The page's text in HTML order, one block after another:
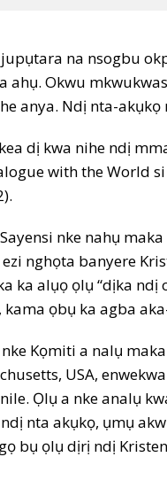
na nsogbu
ahụ. Okwu
anya. Ndị nta-
dị kwa nihe ndị
with the World
nke nahụ
nghọta banyere
ka alụọ ọlụ “dịka ndị
kama ọbụ ka agba
Kọmiti a nalụ
USA,
Ọlụ a nke analụ
nta akụkọ, ụmụ
bụ ọlụ dịrị ndị